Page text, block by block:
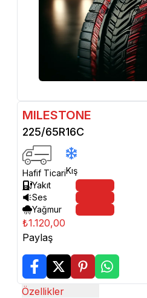
MILESTONE
225/65R16C
Hafif TicariKış
Yakıt
Ses
Yağmur
₺1.120,00
Paylaş
Özellikler